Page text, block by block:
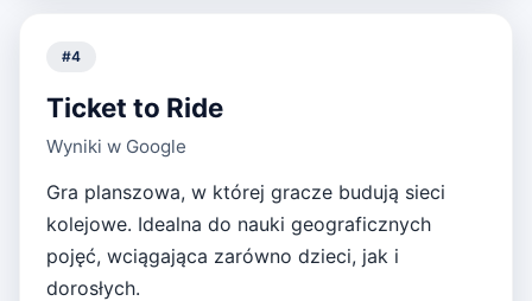
#4
Ticket to Ride
Wyniki w Google
Gra planszowa, w której gracze budują sieci
kolejowe. Idealna do nauki geograficznych
pojęć, wciągająca zarówno dzieci, jak i
dorosłych.